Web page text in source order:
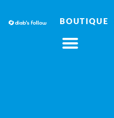
BOUTIQUE